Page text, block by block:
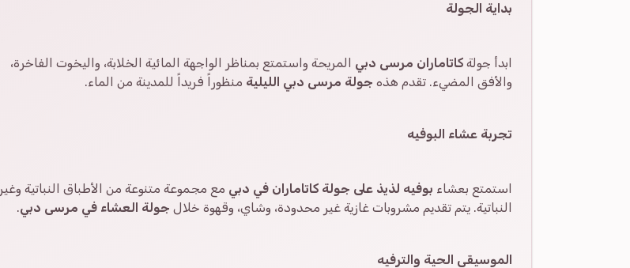
بداية الجولة
ابدأ جولة كاتاماران مرسى دبي المريحة واستمتع بمناظر الواجهة المائية الخلابة، واليخوت الفاخرة،
والأفق المضيء. تقدم هذه جولة مرسى دبي الليلية منظوراً فريداً للمدينة من الماء.
تجربة عشاء البوفيه
استمتع بعشاء بوفيه لذيذ على جولة كاتاماران في دبي مع مجموعة متنوعة من الأطباق النباتية وغير
النباتية. يتم تقديم مشروبات غازية غير محدودة، وشاي، وقهوة خلال جولة العشاء في مرسى دبي.
الموسيقى الحية والترفيه